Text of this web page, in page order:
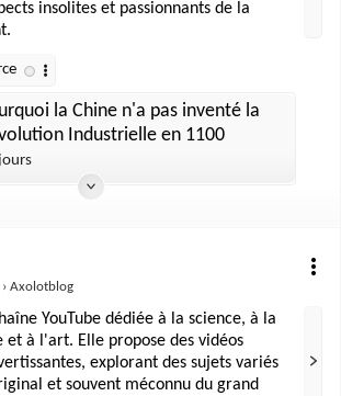
insolites et passionnants de la
la Chine n'a pas inventé la
Industrielle en 1100
› Axolotblog
YouTube dédiée à la science, à la
et à l'art. Elle propose des vidéos
explorant des sujets variés
et souvent méconnu du grand